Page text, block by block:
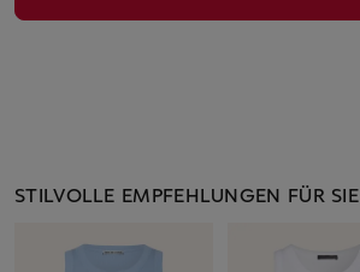
STILVOLLE EMPFEHLUNGEN FÜR SIE